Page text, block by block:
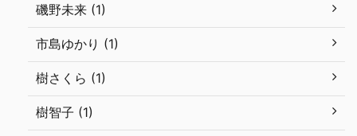
磯野未来 (1)
市島ゆかり (1)
樹さくら (1)
樹智子 (1)